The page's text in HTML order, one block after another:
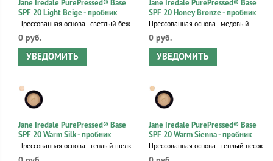
Jane Iredale PurePressed® Base
SPF 20 Light Beige - пробник
Прессованная основа - светлый беж
0 руб.
УВЕДОМИТЬ
Jane Iredale PurePressed® Base
SPF 20 Honey Bronze - пробник
Прессованная основа - медовый
0 руб.
УВЕДОМИТЬ
Jane Iredale PurePressed® Base
SPF 20 Warm Silk - пробник
Прессованная основа - теплый шелк
Jane Iredale PurePressed® Base
SPF 20 Warm Sienna - пробник
Прессованная основа - теплый песок